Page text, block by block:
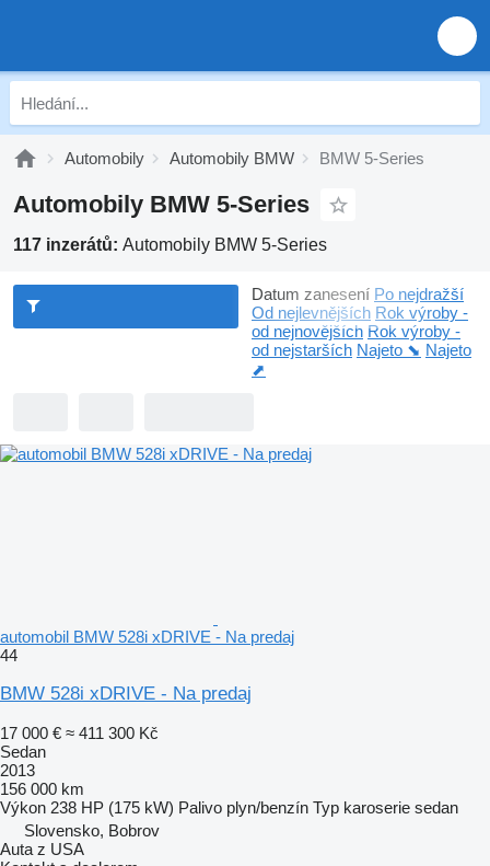
Automobily Automobily BMW BMW 5-Series
Automobily BMW 5-Series
117 inzerátů: Automobily BMW 5-Series
Datum zanesení Po nejdražší
Od nejlevnějších Rok výroby -
od nejnovějších Rok výroby -
od nejstarších Najeto ⬊ Najeto
⬈
automobil BMW 528i xDRIVE - Na predaj
44
BMW 528i xDRIVE - Na predaj
17 000 € ≈ 411 300 Kč
Sedan
2013
156 000 km
Výkon 238 HP (175 kW) Palivo plyn/benzín Typ karoserie sedan
Slovensko, Bobrov
Auta z USA